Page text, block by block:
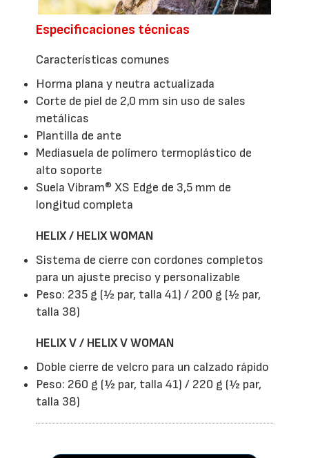
Especificaciones técnicas
Características comunes
Horma plana y neutra actualizada
Corte de piel de 2,0 mm sin uso de sales
metálicas
Plantilla de ante
Mediasuela de polímero termoplástico de
alto soporte
Suela Vibram® XS Edge de 3,5 mm de
longitud completa
HELIX / HELIX WOMAN
Sistema de cierre con cordones completos
para un ajuste preciso y personalizable
Peso: 235 g (½ par, talla 41) / 200 g (½ par,
talla 38)
HELIX V / HELIX V WOMAN
Doble cierre de velcro para un calzado rápido
Peso: 260 g (½ par, talla 41) / 220 g (½ par,
talla 38)